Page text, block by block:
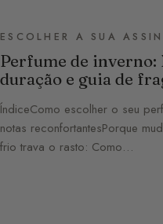
ESCOLHER A SUA
Perfume de inverno:
duração e guia de
ÍndiceComo escolher o seu
notas reconfortantesPorque
frio trava o rasto: Como…